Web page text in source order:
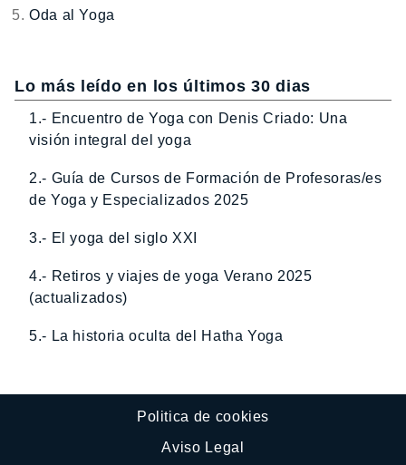
Oda al Yoga
Lo más leído en los últimos 30 dias
1.- Encuentro de Yoga con Denis Criado: Una
visión integral del yoga
2.- Guía de Cursos de Formación de Profesoras/es
de Yoga y Especializados 2025
3.- El yoga del siglo XXI
4.- Retiros y viajes de yoga Verano 2025
(actualizados)
5.- La historia oculta del Hatha Yoga
Politica de cookies
Aviso Legal